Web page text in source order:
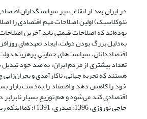
در ایران بعد از انقلاب نیز سیاستگذاران
نئوکلاسیک) اولین اصلاحات مهم اقتصادی را
بوده‌اند که اصلاحات قیمتی باید آخرین
به‌دلیل بزرگ بودن دولت، ایجاد تعهدهای
اقتصاددانان، سیاست‌های حمایتیِ پرهزینه
تعداد بیشتری از مردم ایران، به ضد خود
هستند که تجربه جهانی، ناکارآمدی و
خود را کاهش دهد و اقتصاد را به‌دست بازار
حاجی نوروزی، 1396؛ میدری، 1391)؛ کما اینکه ریشه بحران 2008 در آمریکا عمدتاً مقررات‌زدایی‌های نئولیبرالی ریگان و بعد از او بیان شده ‌است (Bresser-Pereira, 2010).